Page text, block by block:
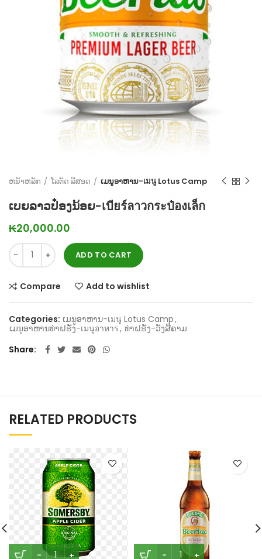
ຫນ້າຫລັກ ໂລຕັດ ລີສອດ ເມນູອາຫານ-เมนู Lotus Camp
ເບຍລາວປ໋ອງນ້ອຍ-เบียร์ลาวกระป๋องเล็ก
₭20,000.00
ADD TO CART
Compare Add to wishlist
Categories: ເມນູອາຫານ-เมนู Lotus Camp,
ເມນູອາຫານທ່າຝຣັ່ງ-เมนูอาหาร, ທ່າຝຣັ່ງ-ວັງສີຄາມ
Share
RELATED PRODUCTS